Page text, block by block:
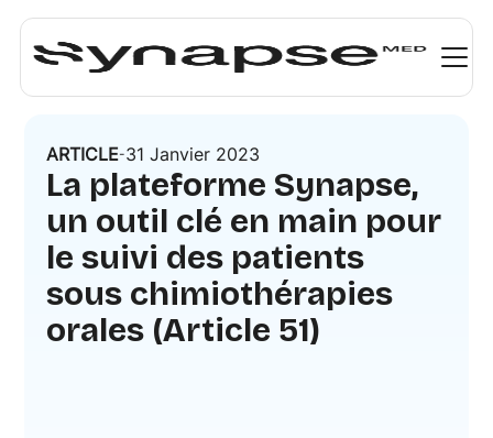
ARTICLE-31 Janvier 2023
La plateforme Synapse,
un outil clé en main pour
le suivi des patients
sous chimiothérapies
orales (Article 51)